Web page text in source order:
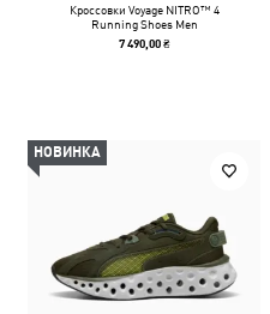
Кроссовки Voyage NITRO™ 4
Running Shoes Men
7 490,00 ₴
НОВИНКА